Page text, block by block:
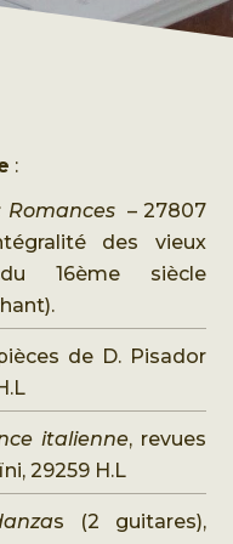
:
Romances– 27807
des vieux
16ème siècle
de D. Pisador
italienne, revues
29259 H.L
s (2 guitares),